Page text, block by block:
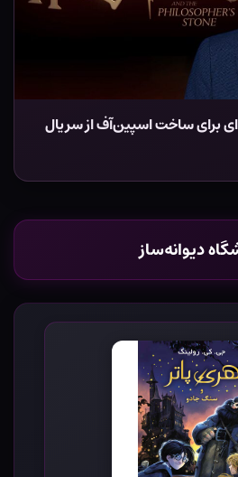
برای ساخت اسپین‌آف از سریال
دیوانه‌ساز